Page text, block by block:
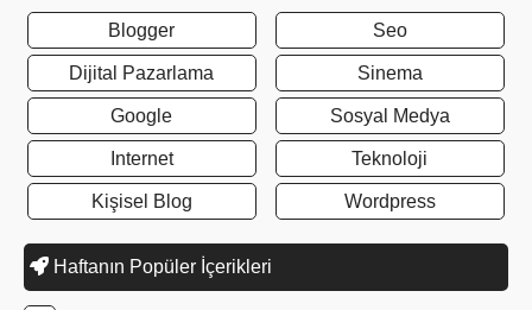
Blogger
Dijital Pazarlama
Google
Internet
Kişisel Blog
Seo
Sinema
Sosyal Medya
Teknoloji
Wordpress
Haftanın Popüler İçerikleri